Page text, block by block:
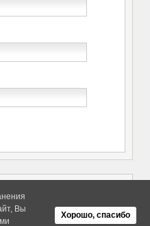
Об Arras WordPress Theme
Вы
Хорошо, спасибо